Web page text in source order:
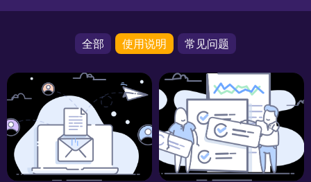
全部 使用说明 常见问题